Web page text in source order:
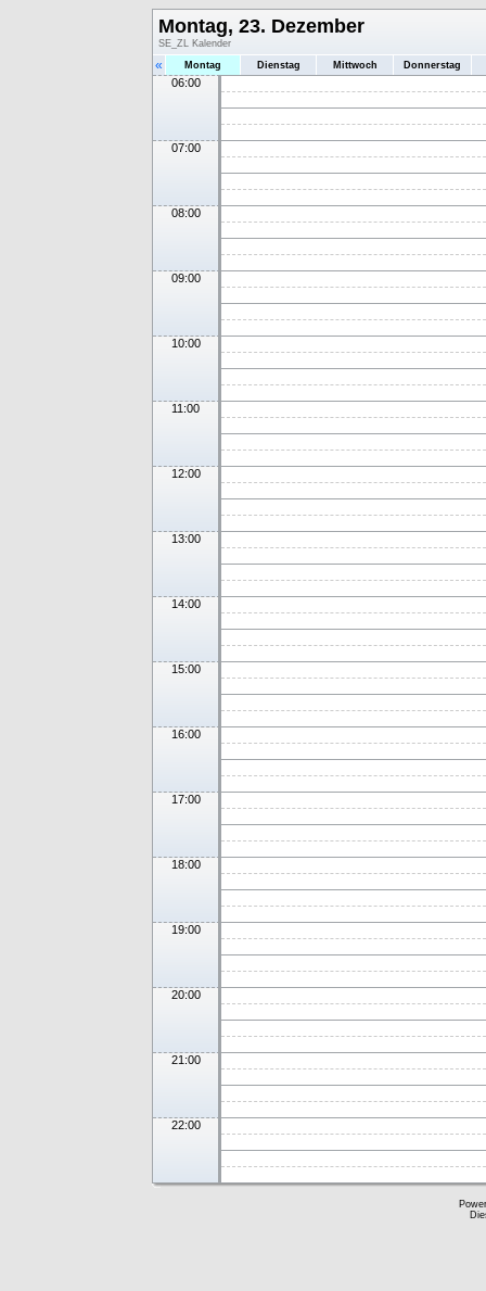
Montag, 23. Dezember
SE_ZL Kalender
« Montag Dienstag Mittwoch Donnerstag
06:00
07:00
08:00
09:00
10:00
11:00
12:00
13:00
14:00
15:00
16:00
17:00
18:00
19:00
20:00
21:00
22:00